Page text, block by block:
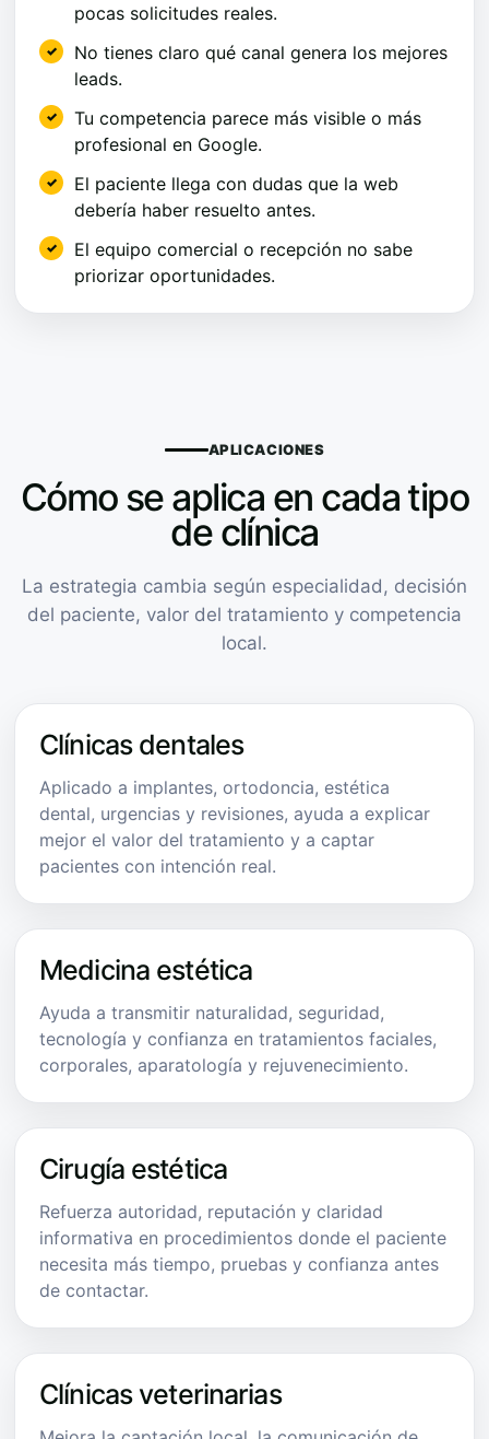
pocas solicitudes reales.
No tienes claro qué canal genera los mejores
leads.
Tu competencia parece más visible o más
profesional en Google.
El paciente llega con dudas que la web
debería haber resuelto antes.
El equipo comercial o recepción no sabe
priorizar oportunidades.
APLICACIONES
Cómo se aplica en cada tipo
de clínica
La estrategia cambia según especialidad, decisión
del paciente, valor del tratamiento y competencia
local.
Clínicas dentales
Aplicado a implantes, ortodoncia, estética
dental, urgencias y revisiones, ayuda a explicar
mejor el valor del tratamiento y a captar
pacientes con intención real.
Medicina estética
Ayuda a transmitir naturalidad, seguridad,
tecnología y confianza en tratamientos faciales,
corporales, aparatología y rejuvenecimiento.
Cirugía estética
Refuerza autoridad, reputación y claridad
informativa en procedimientos donde el paciente
necesita más tiempo, pruebas y confianza antes
de contactar.
Clínicas veterinarias